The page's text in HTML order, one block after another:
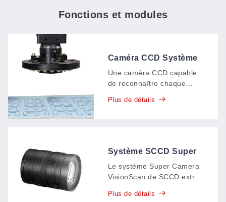
Fonctions et modules
Caméra CCD Système
VisionScan
Une caméra CCD capable
de reconnaître chaque
intelligemment le long de
positionnement par points
caractéristiques,
multipoints et extraction de
contours, le tout dans un
seul système.
Plus de détails
Système SCCD Super
Camera VisionScan
Le système Super Camera
VisionScan de SCCD extrait
contours des motifs en
Plus de détails